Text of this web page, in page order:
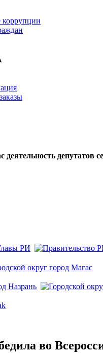
коррупции
деятельность депутатов
во